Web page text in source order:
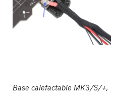
Base calefactable MK3/S/+,